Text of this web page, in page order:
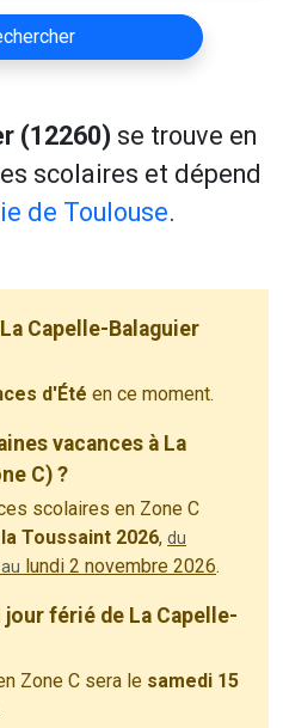
(12260) se trouve en
scolaires et dépend
de Toulouse.
Capelle-Balaguier
d'Été en ce moment.
vacances à La
C) ?
scolaires en Zone C
Toussaint 2026, du
au lundi 2 novembre 2026.
férié de La Capelle-
Zone C sera le samedi 15